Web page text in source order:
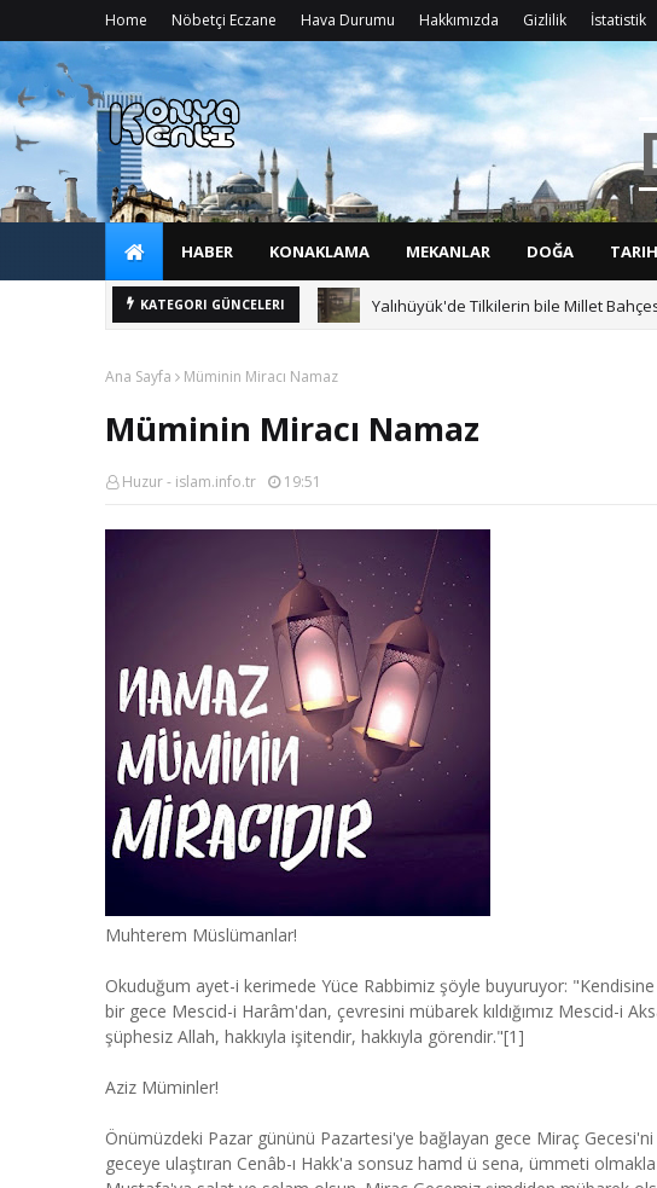
Home Nöbetçi Eczane Hava Durumu Hakkımızda Gizlilik İstatistik
HABER KONAKLAMA MEKANLAR DOĞA TARIH
KATEGORI GÜNCELERI Yalıhüyük'de Tilkilerin bile Millet
Ana Sayfa Müminin Miracı Namaz
Müminin Miracı Namaz
Huzur - islam.info.tr 19:51
Muhterem Müslümanlar!
Okuduğum ayet-i kerimede Yüce Rabbimiz şöyle buyuruyor:
bir gece Mescid-i Harâm'dan, çevresini mübarek kıldığımız Mescid-i
şüphesiz Allah, hakkıyla işitendir, hakkıyla görendir."[1]
Aziz Müminler!
Önümüzdeki Pazar gününü Pazartesi'ye bağlayan gece Miraç
geceye ulaştıran Cenâb-ı Hakk'a sonsuz hamd ü sena, ümmeti